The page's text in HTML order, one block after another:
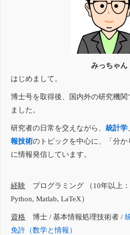
みっちゃん
はじめまして。
博士号を取得後、国内外の研究機
ました。
研究者の日常を交えながら、統計学
報技術のトピックを中心に、「分
に情報発信しています。
経験 プログラミング （10年以上：
Python, Matlab, LaTeX）
資格 博士 / 基本情報処理技術者 /
免許（数学と情報）